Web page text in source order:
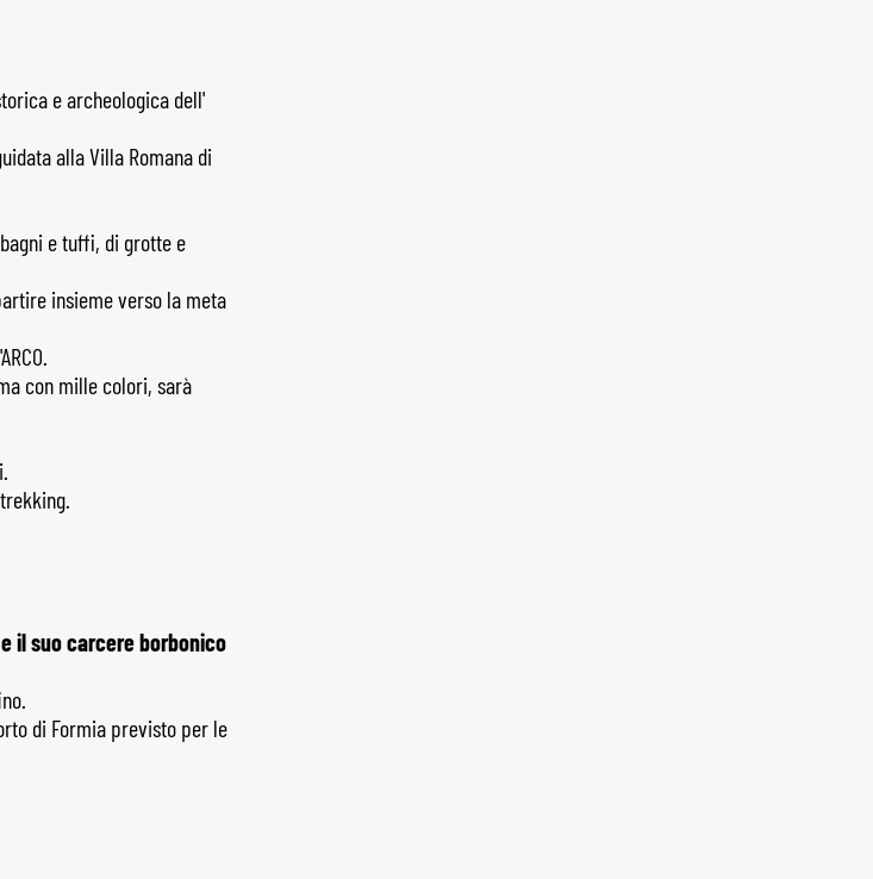
e archeologica dell'
alla Villa Romana di
e tuffi, di grotte e
insieme verso la meta
con mille colori, sarà
il suo carcere borbonico
di Formia previsto per le